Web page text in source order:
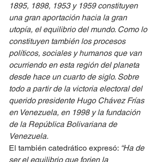
1895, 1898, 1953 y 1959 constituyen
una gran aportación hacia la gran
utopía, el equilibrio del mundo. Como lo
constituyen también los procesos
políticos, sociales y humanos que van
ocurriendo en esta región del planeta
desde hace un cuarto de siglo. Sobre
todo a partir de la victoria electoral del
querido presidente Hugo Chávez Frías
en Venezuela, en 1998 y la fundación
de la República Bolivariana de
Venezuela.
El también catedrático expresó: “Ha de
ser el equilibrio que forjen la